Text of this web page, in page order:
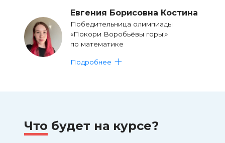
Евгения Борисовна Костина
Победительница олимпиады
«Покори Воробьёвы горы!»
по математике
Подробнее
Что будет на курсе?